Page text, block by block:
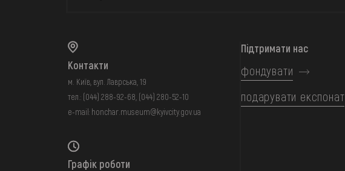
Контакти
м. Київ, вул. Лаврська, 19
тел.: (044) 288-92-68 (044) 280-52-10
e-mail: honchar.museum@kyivcity.gov.ua
Графік роботи
Підтримати нас
фондувати
подарувати експонат